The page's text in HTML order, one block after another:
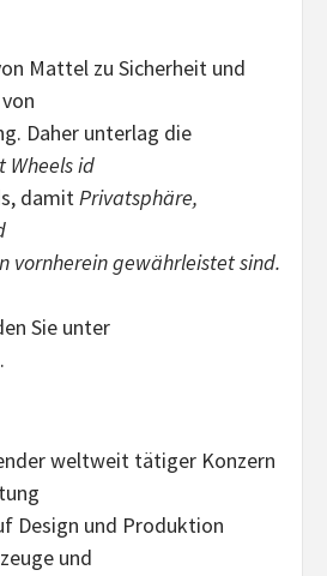
Mattel zu Sicherheit und
Daher unterlag die
Wheels id
damitPrivatsphäre,
vornherein gewährleistet sind.
Sie unter
.
weltweit tätiger Konzern
Design und Produktion
und